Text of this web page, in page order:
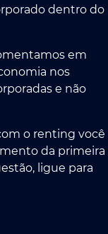
dentro do
em
nos
e não
o renting você
da primeira
ligue para